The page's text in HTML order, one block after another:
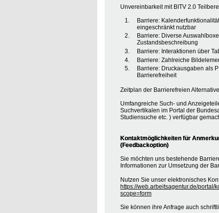
Unvereinbarkeit mit BITV 2.0
Barriere:
eingeschränkt nutzbar
Barriere: Diverse
Zustandsbeschreibung
Barriere: Interaktionen über
Barriere: Zahlreiche
Barriere: Druckausgaben als
Barrierefreiheit
Zeitplan der Barrierefreien
Umfangreiche Such- und
Suchvertikalen im Portal der
Studiensuche etc. ) verfügbar
Kontaktmöglichkeiten für
(Feedbackoption)
Sie möchten uns bestehende
Informationen zur Umsetzung der
Nutzen Sie unser elektronisches
https://web.arbeitsagentur.de/portal/
scope=form
Sie können ihre Anfrage auch